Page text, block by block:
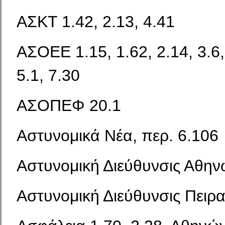
ΑΣΚΤ 1.42, 2.13, 4.41
ΑΣΟΕΕ 1.15, 1.62, 2.14,
5.1, 7.30
ΑΣΟΠΕΦ 20.1
Αστυνομικά Νέα, περ. 6.106
Αστυνομική Διεύθυνσις
Αστυνομική Διεύθυνσις